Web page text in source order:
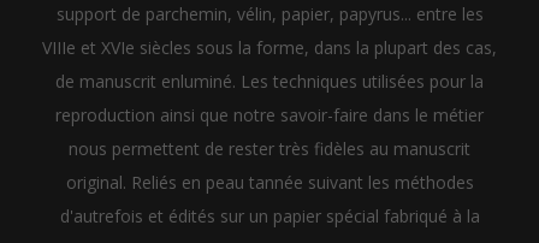
support de parchemin, vélin, papier, papyrus... entre les
VIIIe et XVIe siècles sous la forme, dans la plupart des cas,
de manuscrit enluminé. Les techniques utilisées pour la
reproduction ainsi que notre savoir-faire dans le métier
nous permettent de rester très fidèles au manuscrit
original. Reliés en peau tannée suivant les méthodes
d'autrefois et édités sur un papier spécial fabriqué à la